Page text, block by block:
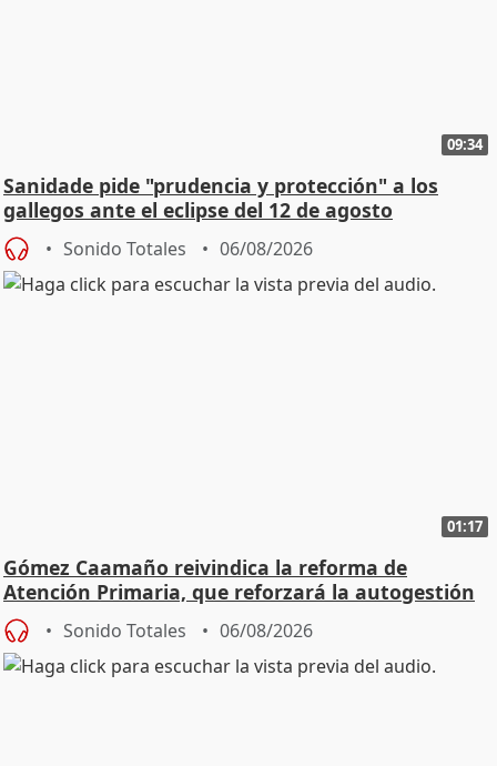
09:34
Sanidade pide "prudencia y protección" a los
gallegos ante el eclipse del 12 de agosto
Sonido Totales 06/08/2026
01:17
Gómez Caamaño reivindica la reforma de
Atención Primaria, que reforzará la autogestión
Sonido Totales 06/08/2026